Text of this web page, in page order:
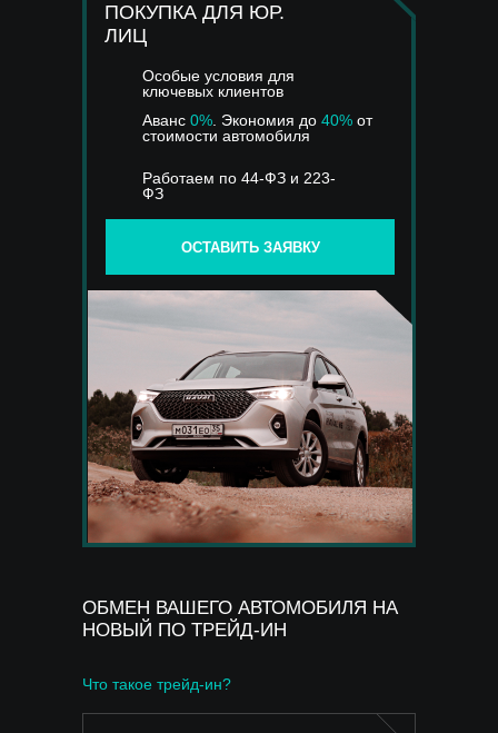
ОСТАВИТЬ ЗАЯВКУ
Работаем по 44-ФЗ и 223-
ФЗ
Особые условия для
ключевых клиентов
Аванс 0% . Экономия до 40% от
стоимости автомобиля
ПОКУПКА ДЛЯ ЮР.
ЛИЦ
ОБМЕН ВАШЕГО АВТОМОБИЛЯ НА
НОВЫЙ ПО ТРЕЙД-ИН
Что такое трейд-ин?